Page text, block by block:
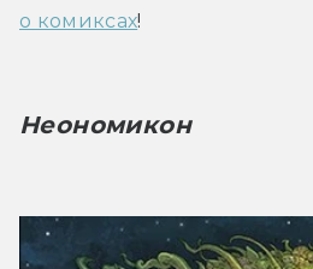
о комиксах!
Неономикон